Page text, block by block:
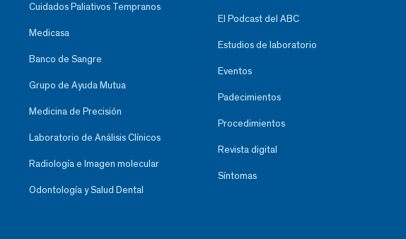
Cuidados Paliativos Tempranos
Medicasa
Banco de Sangre
Grupo de Ayuda Mutua
Medicina de Precisión
Laboratorio de Análisis Clínicos
Radiología e Imagen molecular
Odontología y Salud Dental
El Podcast del ABC
Estudios de laboratorio
Eventos
Padecimientos
Procedimientos
Revista digital
Síntomas